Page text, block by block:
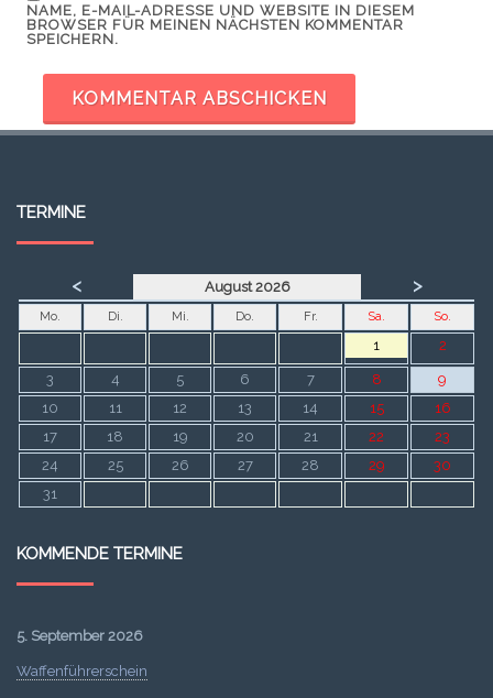
NAME, E-MAIL-ADRESSE UND WEBSITE IN DIESEM
BROWSER FÜR MEINEN NÄCHSTEN KOMMENTAR
SPEICHERN.
TERMINE
< August 2026 >
Mo. Di. Mi. Do. Fr. Sa. So.
1 2
3 4 5 6 7 8
9
10
11 12 13 14 15
16
17
18 19 20 21 22
23
24
25 26 27 28 29
30
31
KOMMENDE TERMINE
5. September 2026
Waffenführerschein